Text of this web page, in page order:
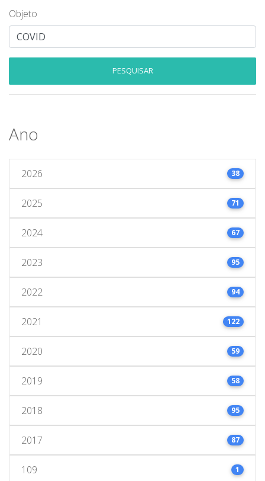
Objeto
PESQUISAR
Ano
2026 38
2025 71
2024 67
2023 95
2022 94
2021 122
2020 59
2019 58
2018 95
2017 87
109 1